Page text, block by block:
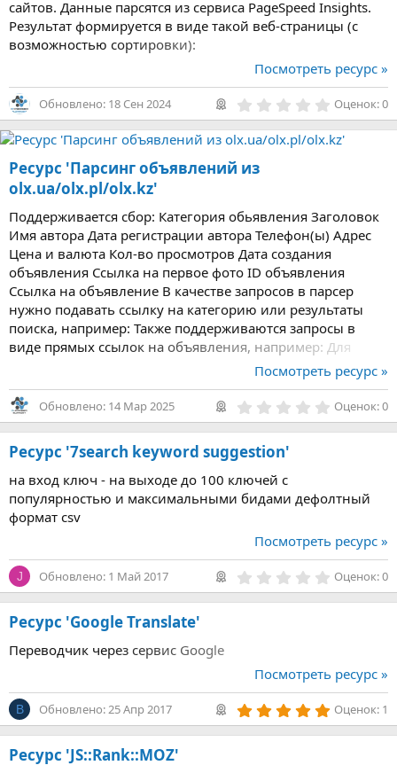
сайтов. Данные парсятся из сервиса PageSpeed Insights.
Результат формируется в виде такой веб-страницы (с
возможностью сортировки):
Посмотреть ресурс »
Обновлено: 18 Сен 2024 0
,
0
0
Оценок: 0
Ресурс 'Парсинг объявлений из
olx.ua/olx.pl/olx.kz'
Поддерживается сбор: Категория обьявления Заголовок
Имя автора Дата регистрации автора Телефон(ы) Адрес
Цена и валюта Кол-во просмотров Дата создания
объявления Ссылка на первое фото ID объявления
Ссылка на объявление В качестве запросов в парсер
нужно подавать ссылку на категорию или результаты
поиска, например: Также поддерживаются запросы в
виде прямых ссылок на объявления, например: Для
парсинга номеров телефонов и/или кол-ва просмотров
объявления обязательно нужно установить модуль...
Посмотреть ресурс »
Обновлено: 14 Мар 2025 0
,
0
з
Оценок: 0
Ресурс '7search keyword suggestion'
на вход ключ - на выходе до 100 ключей с
популярностью и максимальными бидами дефолтный
формат csv
Посмотреть ресурс »
J Обновлено: 1 Май 2017 0
,
0
з
д
Оценок: 0
Ресурс 'Google Translate'
Переводчик через сервис Google
Посмотреть ресурс »
B Обновлено:25 Апр 2017 5
,
0
Оценок: 1
Ресурс 'JS::Rank::MOZ'